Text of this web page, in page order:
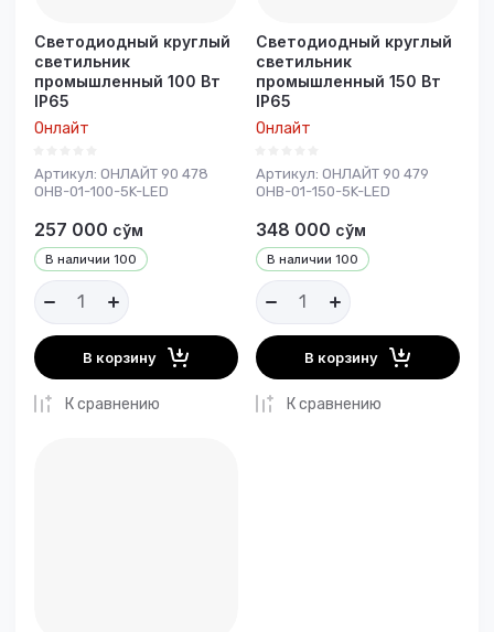
Светодиодный круглый
светильник
промышленный 100 Вт
IP65
Онлайт
Артикул: ОНЛАЙТ 90 478
OHB-01-100-5K-LED
В наличии 100
257 000 сўм
В корзину
К сравнению
Светодиодный круглый
светильник
промышленный 150 Вт
IP65
Онлайт
Артикул: ОНЛАЙТ 90 479
OHB-01-150-5K-LED
В наличии 100
348 000 сўм
В корзину
К сравнению